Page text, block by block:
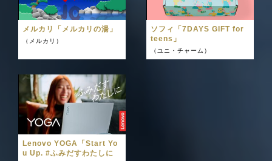
メルカリ「メルカリの湯」
（メルカリ）
ソフィ「7DAYS GIFT for
teens」
（ユニ・チャーム）
Lenovo YOGA「Start Yo
u Up. #ふみだすわたしに